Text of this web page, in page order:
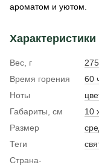
ароматом и уютом.
Характеристики
Вес, г
Время горения
60
Ноты
Габариты, см
10
Размер
Теги
Страна-